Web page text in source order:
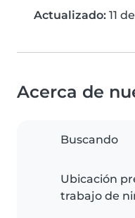
Actualizado: 11
Acerca de
Buscando
Ubicación
trabajo de